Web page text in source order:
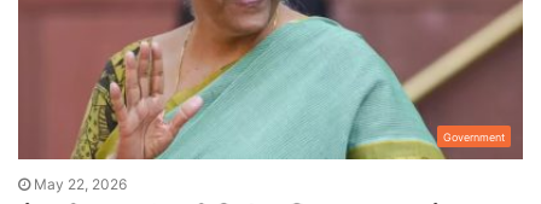
Government
May 22, 2026